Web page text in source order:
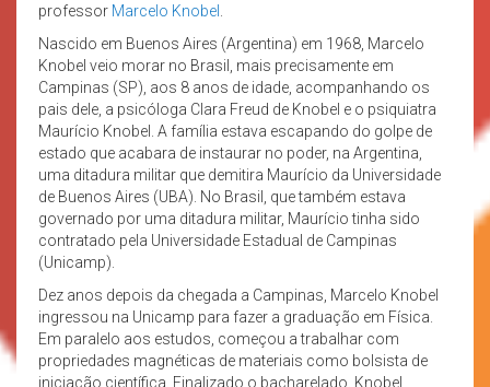
professor Marcelo Knobel
Nascido em Buenos Aires (Argentina) em 1968, Marcelo
Knobel veio morar no Brasil, mais precisamente em
Campinas (SP), aos 8 anos de idade, acompanhando os
pais dele, a psicóloga Clara Freud de Knobel e o psiquiatra
Maurício Knobel. A família estava escapando do golpe de
estado que acabara de instaurar no poder, na Argentina,
uma ditadura militar que demitira Maurício da Universidade
de Buenos Aires (UBA). No Brasil, que também estava
governado por uma ditadura militar, Maurício tinha sido
contratado pela Universidade Estadual de Campinas
(Unicamp).
Dez anos depois da chegada a Campinas, Marcelo Knobel
ingressou na Unicamp para fazer a graduação em Física.
Em paralelo aos estudos, começou a trabalhar com
propriedades magnéticas de materiais como bolsista de
iniciação científica. Finalizado o bacharelado, Knobel